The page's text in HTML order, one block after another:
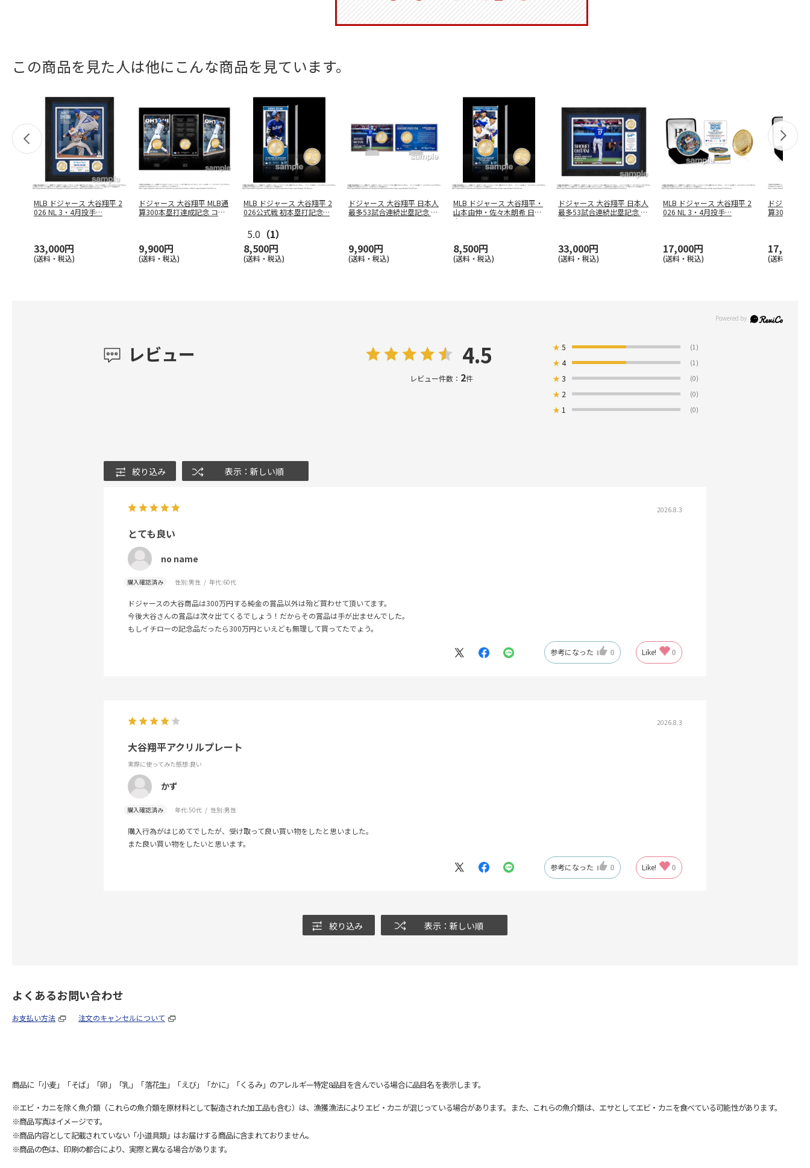
この商品を見た人は他にこんな商品を見ています。
MLB ドジャース 大谷翔平 2
026 NL 3・4月投手…
33,000円
(送料・税込)
ドジャース 大谷翔平 MLB通
算300本塁打達成記念 コイ
9,900円
(送料・税込)
MLB ドジャース 大谷翔平 2
026公式戦 初本塁打記念…
5.0 （1）
8,500円
(送料・税込)
ドジャース 大谷翔平 日本人
最多53試合連続出塁記念 コ
イ
9,900円
(送料・税込)
MLB ドジャース 大谷翔平・
山本由伸・佐々木朗希 日本
人
8,500円
(送料・税込)
ドジャース 大谷翔平 日本人
最多53試合連続出塁記念 ダ
ブ
33,000円
(送料・税込)
MLB ドジャース 大谷翔平 2
026 NL 3・4月投手…
17,000円
(送料・税込)
ドジャース
算300本塁
17,000円
(送料・税込)
レビュー 4.5
レビュー件数： 2件
★5 (1)
★4 (1)
★3 (0)
★ 2 (0)
★ 1 (0)
絞り込み 表示：新しい順
2026.8.3
とても良い
no name
購入確認済み 性別:男性 年代:60代
ドジャースの大谷商品は300万円する純金の賞品以外は殆ど買わせて頂いてます。
今後大谷さんの賞品は次々出てくるでしょう！だからその賞品は手が出ませんでした。
もしイチローの記念品だったら300万円といえども無理して買ってたでょう。
参考になった 0 Like! 0
2026.8.3
大谷翔平アクリルプレート
実際に使ってみた感想:良い
かず
購入確認済み 年代:50代 性別:男性
購入行為がはじめてでしたが、受け取って良い買い物をしたと思いました。
また良い買い物をしたいと思います。
参考になった 0 Like! 0
絞り込み 表示：新しい順
よくあるお問い合わせ
お支払い方法 注文のキャンセルについて
商品に「小麦」「そば」「卵」「乳」「落花生」「えび」「かに」「くるみ」のアレルギー特定8品目を含んでいる場合に品目名を表示します。
※エビ・カニを除く魚介類（これらの魚介類を原材料として製造された加工品も含む）は、漁獲漁法によりエビ・カニが混じっている場合があります。また、これらの魚介類は、エサとしてエビ・カニを食べている可能性があります。
※商品写真はイメージです。
※商品内容として記載されていない「小道具類」はお届けする商品に含まれておりません。
※商品の色は、印刷の都合により、実際と異なる場合があります。